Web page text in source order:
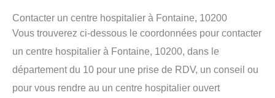
Contacter un centre hospitalier à Fontaine, 10200
Vous trouverez ci-dessous le coordonnées pour contacter
un centre hospitalier à Fontaine, 10200, dans le
département du 10 pour une prise de RDV, un conseil ou
pour vous rendre au un centre hospitalier ouvert